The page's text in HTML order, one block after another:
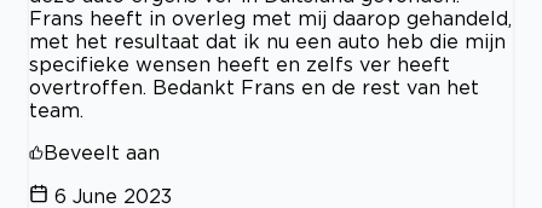
Frans heeft in overleg met mij daarop gehandeld,
met het resultaat dat ik nu een auto heb die mijn
specifieke wensen heeft en zelfs ver heeft
overtroffen. Bedankt Frans en de rest van het
team.
Beveelt aan
6 June 2023